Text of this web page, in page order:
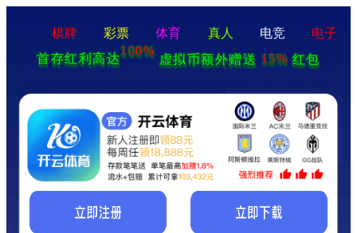
棋牌 彩票 体育 真人 电竞
电子
首存红利高达
100%
虚拟币额外赠送 15% 红包